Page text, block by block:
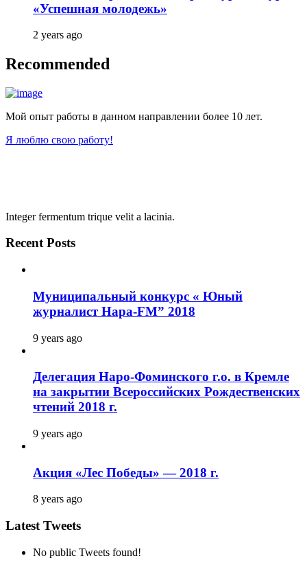
«Успешная молодежь»
2 years ago
Recommended
Мой опыт работы в данном направлении более 10 лет.
Я люблю свою работу!
Integer fermentum trique velit a lacinia.
Recent Posts
Муниципальный конкурс « Юный
журналист Нара-FM” 2018
9 years ago
Делегация Наро-Фоминского г.о. в Кремле
на закрытии Всероссийских Рождественских
чтений 2018 г.
9 years ago
Акция «Лес Победы» — 2018 г.
8 years ago
Latest Tweets
No public Tweets found!